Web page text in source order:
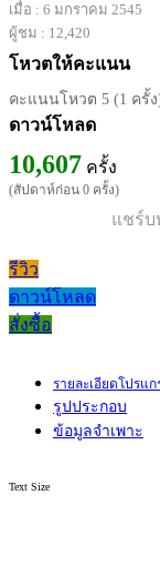
เมื่อ : 6 มกราคม 2545
ผู้ชม : 12,420
โหวตให้คะแนน
คะแนนโหวต 5 (1 ครั้ง
ดาวน์โหลด
10,607 ครั้ง
(สัปดาห์ก่อน 0 ครั้ง)
แชร์บ
รีวิว
ดาวน์โหลด
สั่งซื้อ
รายละเอียดโปรแก
รูปประกอบ
ข้อมูลจำเพาะ
Text Size